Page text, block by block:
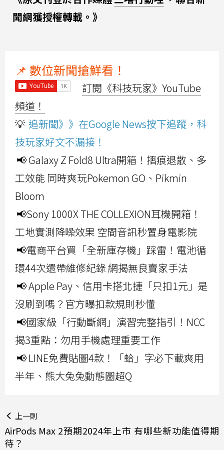
聞網獲授權轉載。》
📌 數位新聞搶鮮看！
訂閱《科技玩家》YouTube
頻道！
💡 追新聞》》在Google News按下追蹤，科
技玩家好文不漏接！
📢 Galaxy Z Fold8 Ultra開箱！摺痕退散、多
工效能 同時爽玩Pokemon GO、Pikmin
Bloom
📢Sony 1000X THE COLLEXION耳機開箱！
工地實測降噪效果 空間音訊秒置身電影院
📢電商平台買「全新庫存機」踩雷！電池循
環44次還帶維修紀錄 網揭無良賣家手法
📢 Apple Pay、信用卡搭北捷「只扣1元」是
沒刷到嗎？官方曝扣款規則秒懂
📢國家級「行動斷網」演習完整指引！NCC
揭3重點：勿用手機處理重要工作
📢 LINE免費貼圖4款！「蛤」字必下載爽用
半年、熊大兔兔動態圖超Q
上一則
AirPods Max 2預期2024年上市 有哪些新功能值得期
待？